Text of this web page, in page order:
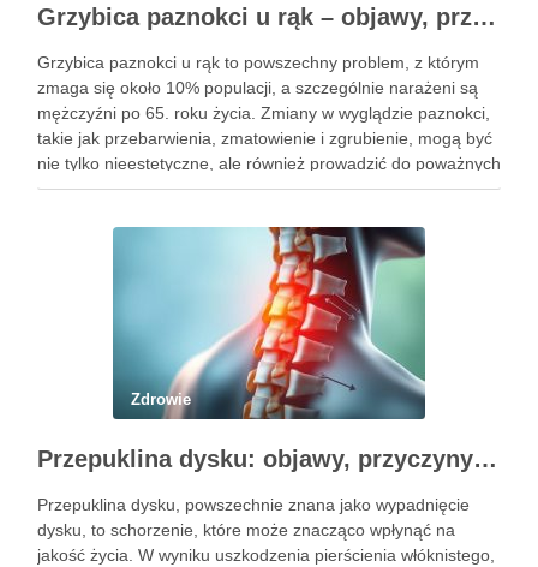
Grzybica paznokci u rąk – objawy, przyczyny i skuteczne leczenie
Grzybica paznokci u rąk to powszechny problem, z którym
zmaga się około 10% populacji, a szczególnie narażeni są
mężczyźni po 65. roku życia. Zmiany w wyglądzie paznokci,
takie jak przebarwienia, zmatowienie i zgrubienie, mogą być
nie tylko nieestetyczne, ale również prowadzić do poważnych
konsekwencji zdrowotnych. Infekcje te są wywoływane przez
Zdrowie
Przepuklina dysku: objawy, przyczyny i metody leczenia
Przepuklina dysku, powszechnie znana jako wypadnięcie
dysku, to schorzenie, które może znacząco wpłynąć na
jakość życia. W wyniku uszkodzenia pierścienia włóknistego,